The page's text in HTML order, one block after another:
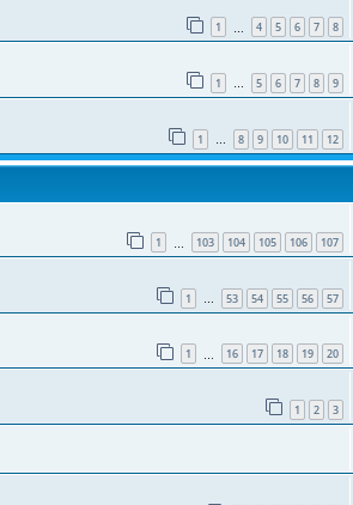
1 4 5 6 7 8
1 … 5 6 7 8 9
1 … 8 9 10 11 12
1 103 104 105 106 107
1 … 53 54 55 56 57
1 16 17 18 19 20
1 2 3